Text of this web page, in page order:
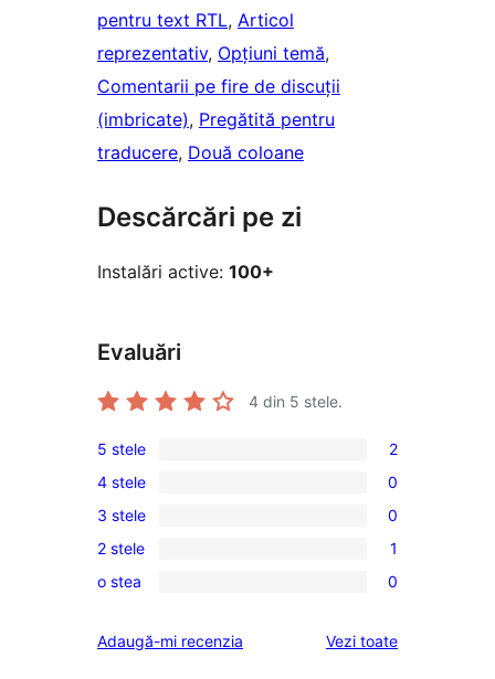
pentru text RTL, Articol
reprezentativ, Opțiuni temă
Comentarii pe fire de discuții
(imbricate), Pregătită pentru
traducere, Două coloane
Descărcări pe zi
Instalări active: 100+
Evaluări
4 din 5 stele.
2
5
–
recenzii
(stele)
5 stele 2
0
4
–
recenzii
4 stele 0
0
3
–
(stele)
3 stele 0
1
2
recenzie
2 stele 1
0
–
o stea 0
Adaugă-mi recenzia Vezi toaterecenziile